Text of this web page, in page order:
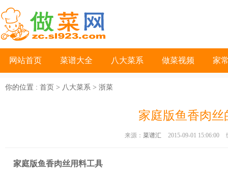
网站首页 菜谱大全 八大菜系 做菜视频 家
你的位置 : 首页 > 八大菜系 > 浙菜
家庭版鱼香肉丝
来源： 菜谱汇 2015-09-01 15:06:00
家庭版鱼香肉丝用料工具